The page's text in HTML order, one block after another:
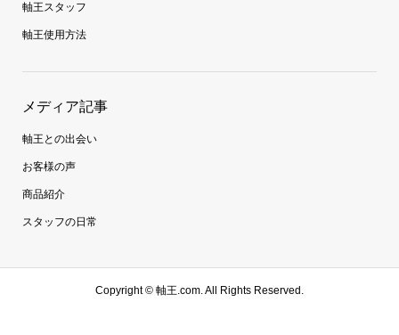
軸王スタッフ
軸王使用方法
メディア記事
軸王との出会い
お客様の声
商品紹介
スタッフの日常
Copyright © 軸王.com. All Rights Reserved.